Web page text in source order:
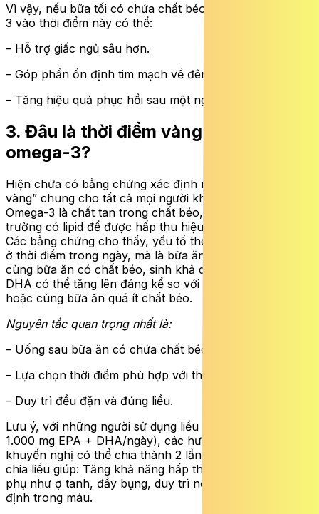
Vì vậy, nếu bữa tối có chứa chất béo, việc uống omega-
3 vào thời điểm này có thể:
– Hỗ trợ giấc ngủ sâu hơn.
– Góp phần ổn định tim mạch về đêm.
– Tăng hiệu quả phục hồi sau một ngày hoạt động.
3. Đâu là thời điểm vàng uống
omega-3?
Hiện chưa có bằng chứng xác định một “thời điểm
vàng” chung cho tất cả mọi người khi sử dụng omega-3.
Omega-3 là chất tan trong chất béo, do đó cần môi
trường có lipid để được hấp thu hiệu quả qua ruột non.
Các bằng chứng cho thấy, yếu tố then chốt không nằm
ở thời điểm trong ngày, mà là bữa ăn đi kèm. Khi dùng
cùng bữa ăn có chất béo, sinh khả dụng của EPA và
DHA có thể tăng lên đáng kể so với khi uống lúc đói
hoặc cùng bữa ăn quá ít chất béo.
Nguyên tắc quan trọng nhất là:
– Uống sau bữa ăn có chứa chất béo để tối ưu hấp thu.
– Lựa chọn thời điểm phù hợp với thói quen sinh hoạt.
– Duy trì đều đặn và đúng liều.
Lưu ý, với những người sử dụng liều omega-3 cao (trên
1.000 mg EPA + DHA/ngày), các hướng dẫn dinh dưỡng
khuyến nghị có thể chia thành 2 lần trong ngày. Việc
chia liều giúp: Tăng khả năng hấp thu, giảm tác dụng
phụ như ợ tanh, đầy bụng, duy trì nồng độ axit béo ổn
định trong máu.